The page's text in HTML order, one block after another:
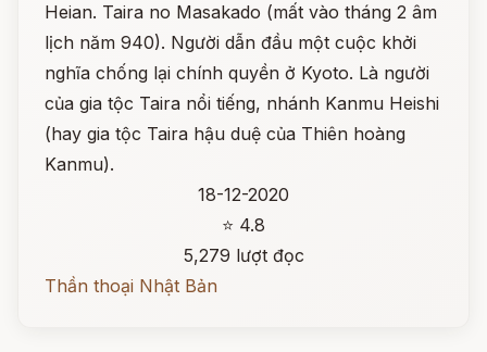
Heian. Taira no Masakado (mất vào tháng 2 âm
lịch năm 940). Người dẫn đầu một cuộc khởi
nghĩa chống lại chính quyền ở Kyoto. Là người
của gia tộc Taira nổi tiếng, nhánh Kanmu Heishi
(hay gia tộc Taira hậu duệ của Thiên hoàng
Kanmu).
18-12-2020
⭐ 4.8
5,279 lượt đọc
Thần thoại Nhật Bản